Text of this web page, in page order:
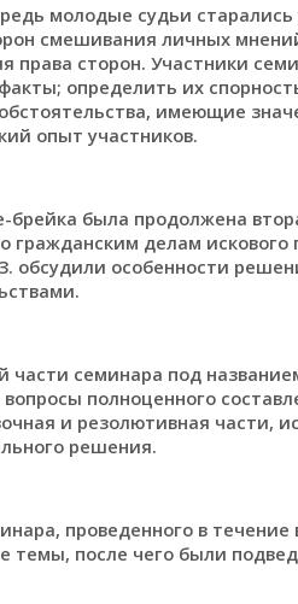
молодые судьи старались
смешивания личных
права сторон. Участники
определить их
имеющие
опыт участников.
брейка была продолжена
гражданским делам
обсудили особенности
части семинара под
полноценного
и резолютивная части,
решения.
проведенного в
темы, после чего были